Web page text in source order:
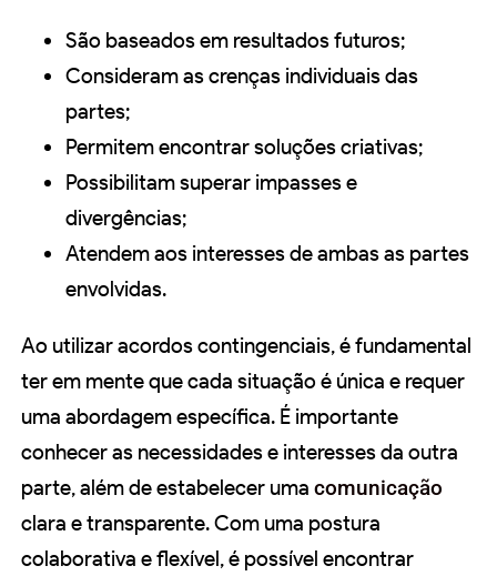
São baseados em resultados futuros;
Consideram as crenças individuais das
partes;
Permitem encontrar soluções criativas;
Possibilitam superar impasses e
divergências;
Atendem aos interesses de ambas as partes
envolvidas.
Ao utilizar acordos contingenciais, é fundamental
ter em mente que cada situação é única e requer
uma abordagem específica. É importante
conhecer as necessidades e interesses da outra
parte, além de estabelecer uma comunicação
clara e transparente. Com uma postura
colaborativa e flexível, é possível encontrar